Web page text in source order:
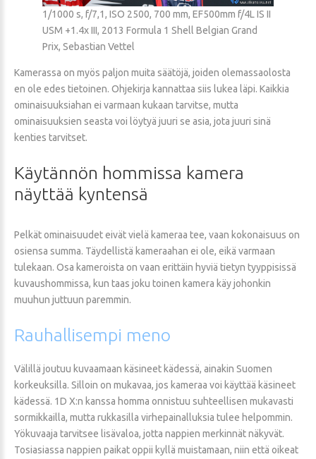
1/1000 s, f/7,1, ISO 2500, 700 mm, EF500mm f/4L IS II
USM +1.4x III, 2013 Formula 1 Shell Belgian Grand
Prix, Sebastian Vettel
Kamerassa on myös paljon muita säätöjä, joiden olemassaolosta
en ole edes tietoinen. Ohjekirja kannattaa siis lukea läpi. Kaikkia
ominaisuuksiahan ei varmaan kukaan tarvitse, mutta
ominaisuuksien seasta voi löytyä juuri se asia, jota juuri sinä
kenties tarvitset.
Käytännön hommissa kamera
näyttää kyntensä
Pelkät ominaisuudet eivät vielä kameraa tee, vaan kokonaisuus on
osiensa summa. Täydellistä kameraahan ei ole, eikä varmaan
tulekaan. Osa kameroista on vaan erittäin hyviä tietyn tyyppisissä
kuvaushommissa, kun taas joku toinen kamera käy johonkin
muuhun juttuun paremmin.
Rauhallisempi meno
Välillä joutuu kuvaamaan käsineet kädessä, ainakin Suomen
korkeuksilla. Silloin on mukavaa, jos kameraa voi käyttää käsineet
kädessä. 1D X:n kanssa homma onnistuu suhteellisen mukavasti
sormikkailla, mutta rukkasilla virhepainalluksia tulee helpommin.
Yökuvaaja tarvitsee lisävaloa, jotta nappien merkinnät näkyvät.
Tosiasiassa nappien paikat oppii kyllä muistamaan, niin että oikeat